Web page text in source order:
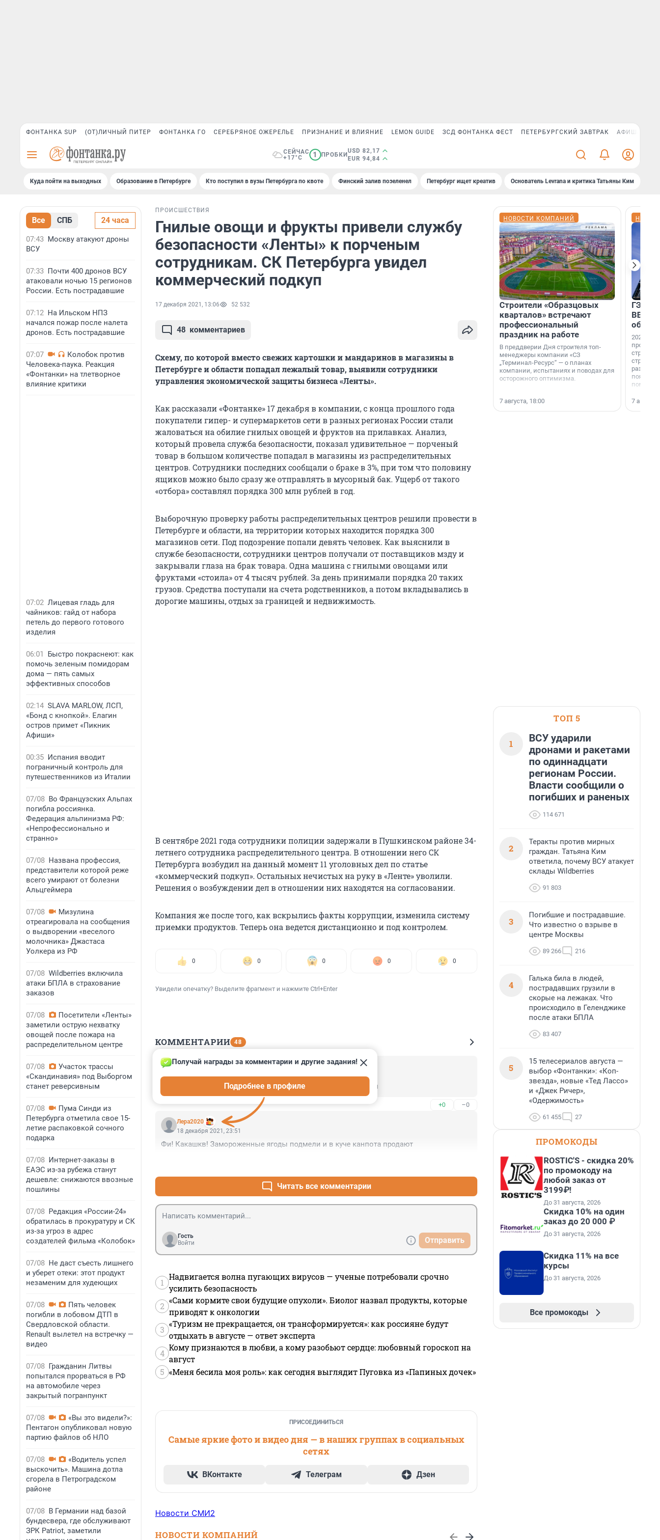
ФОНТАНКА SUP (ОТ)ЛИЧНЫЙ ПИТЕР ФОНТАНКА ГО СЕРЕБРЯНОЕ ОЖЕРЕЛЬЕ ПРИЗНАНИЕ И ВЛИЯНИЕ LEMON GUIDE ЗСД ФОНТАНКА ФЕСТ ПЕТЕРБУРГСКИЙ ЗАВТРАК АФИША PLUS
СЕЙЧАС
+17°C
1 ПРОБКИ
USD 82,17
EUR 94,84
Куда пойти на выходных Образование в Петербурге Кто поступил в вузы Петербурга по квоте Финский залив позеленел Петербург ищет креатив Основатель Levrana и критика Татьяны Ким
Все СПБ 24 часа
07:43 Москву атакуют дроны
ВСУ
07:33 Почти 400 дронов ВСУ
атаковали ночью 15 регионов
России. Есть пострадавшие
07:12 На Ильском НПЗ
начался пожар после налета
дронов. Есть пострадавшие
07:07
Колобок против
Человека-паука. Реакция
«Фонтанки» на тлетворное
влияние критики
07:02 Лицевая гладь для
чайников: гайд от набора
петель до первого готового
изделия
06:01
Быстро покраснеют: как
помочь зеленым помидорам
дома — пять самых
эффективных способов
02:14 SLAVA MARLOW, ЛСП,
«Бонд с кнопкой». Елагин
остров примет «Пикник
Афиши»
00:35 Испания вводит
пограничный контроль для
путешественников из Италии
07/08 Во Французских Альпах
погибла россиянка.
Федерация альпинизма РФ:
«Непрофессионально и
странно»
07/08 Названа профессия,
представители которой реже
всего умирают от болезни
Альцгеймера
07/08
Мизулина
отреагировала на сообщения
о выдворении «веселого
молочника» Джастаса
Уолкера из РФ
07/08 Wildberries включила
атаки БПЛА в страхование
заказов
07/08
Посетители «Ленты»
заметили острую нехватку
овощей после пожара на
распределительном центре
07/08
Участок трассы
«Скандинавия» под Выборгом
станет реверсивным
07/08
Пума Синди из
Петербурга отметила свое 15-
летие распаковкой сочного
подарка
07/08 Интернет-заказы в
ЕАЭС из-за рубежа станут
дешевле: снижаются ввозные
пошлины
07/08 Редакция «России-24»
обратилась в прокуратуру и СК
из-за угроз в адрес
создателей фильма «Колобок»
07/08 Не даст съесть лишнего
и уберет отеки: этот продукт
незаменим для худеющих
07/08
Пять человек
погибли в лобовом ДТП в
Свердловской области.
Renault вылетел на встречку —
видео
07/08 Гражданин Литвы
попытался прорваться в РФ
на автомобиле через
закрытый погранпункт
07/08
«Вы это видели?»:
Пентагон опубликовал новую
партию файлов об НЛО
07/08
«Водитель успел
выскочить». Машина дотла
сгорела в Петроградском
районе
07/08 В Германии над базой
бундесвера, где обслуживают
ЗРК Patriot, заметили
ПРОИСШЕСТВИЯ
Гнилые овощи и фрукты привели службу
безопасности «Ленты» к порченым
сотрудникам. СК Петербурга увидел
коммерческий подкуп
17 декабря 2021, 13:06 52 532
48 комментариев
Схему, по которой вместо свежих картошки и мандаринов в магазины в
Петербурге и области попадал лежалый товар, выявили сотрудники
управления экономической защиты бизнеса «Ленты».
Как рассказали «Фонтанке» 17 декабря в компании, с конца прошлого года
покупатели гипер- и супермаркетов сети в разных регионах России стали
жаловаться на обилие гнилых овощей и фруктов на прилавках. Анализ,
который провела служба безопасности, показал удивительное — порченый
товар в большом количестве попадал в магазины из распределительных
центров. Сотрудники последних сообщали о браке в 3%, при том что половину
ящиков можно было сразу же отправлять в мусорный бак. Ущерб от такого
«отбора» составлял порядка 300 млн рублей в год.
Выборочную проверку работы распределительных центров решили провести в
Петербурге и области, на территории которых находится порядка 300
магазинов сети. Под подозрение попали девять человек. Как выяснили в
службе безопасности, сотрудники центров получали от поставщиков мзду и
закрывали глаза на брак товара. Одна машина с гнилыми овощами или
фруктами «стоила» от 4 тысяч рублей. За день принимали порядка 20 таких
грузов. Средства поступали на счета родственников, а потом вкладывались в
дорогие машины, отдых за границей и недвижимость.
В сентябре 2021 года сотрудники полиции задержали в Пушкинском районе 34-
летнего сотрудника распределительного центра. В отношении него СК
Петербурга возбудил на данный момент 11 уголовных дел по статье
«коммерческий подкуп». Остальных нечистых на руку в «Ленте» уволили.
Решения о возбуждении дел в отношении них находятся на согласовании.
Компания же после того, как вскрылись факты коррупции, изменила систему
приемки продуктов. Теперь она ведется дистанционно и под контролем.
0 0 0 0 0
Увидели опечатку? Выделите фрагмент и нажмите Ctrl+Enter
КОММЕНТАРИИ 48
Гость
в лента гнилая картошка по 100 рублей, морковь тоже гнилая
+0 –0
Лера2020
Получай награды за комментарии и другие задания!
Подробнее в профиле
18 декабря 2021, 23:51
Фи! Какашкв! Замороженные ягоды подмели и в куче канпота продают
Читать все комментарии
Гость
Войти
Отправить
1
Надвигается волна пугающих вирусов — ученые потребовали срочно
усилить безопасность
2
«Сами кормите свои будущие опухоли». Биолог назвал продукты, которые
приводят к онкологии
3
«Туризм не прекращается, он трансформируется»: как россияне будут
отдыхать в августе — ответ эксперта
4
Кому признаются в любви, а кому разобьют сердце: любовный гороскоп на
август
5 «Меня бесила моя роль»: как сегодня выглядит Пуговка из «Папиных дочек»
ПРИСОЕДИНИТЬСЯ
Самые яркие фото и видео дня — в наших группах в социальных
сетях
ВКонтакте Телеграм Дзен
Новости СМИ2
НОВОСТИ КОМПАНИЙ
НОВОСТИ КОМПАНИЙ
Строители «Образцовых
кварталов» встречают
профессиональный
праздник на работе
В преддверии Дня строителя топ-
менеджеры компании «СЗ
„Терминал-Ресурс“ — о планах
компании, испытаниях и поводах для
осторожного оптимизма.
7 августа, 18:00
ГЭС,
ВВП: в
об
2026-й —
раз. В
7
ТОП 5
1
ВСУ ударили
дронами и ракетами
по одиннадцати
регионам России.
Власти сообщили о
погибших и раненых
114 671
2
Теракты против мирных
граждан. Татьяна Ким
ответила, почему ВСУ атакует
склады Wildberries
91 803
3
Погибшие и пострадавшие.
Что известно о взрыве в
центре Москвы
89 266 216
4
Галька била в людей,
пострадавших грузили в
скорые на лежаках. Что
происходило в Геленджике
после атаки БПЛА
83 407
5
15 телесериалов августа —
выбор «Фонтанки»: «Коп-
звезда», новые «Тед Лассо»
и «Джек Ричер»,
«Одержимость»
61 455 27
ПРОМОКОДЫ
ROSTIC'S - скидка 20%
по промокоду на
любой заказ от
3199₽!
До 31 августа, 2026
Скидка 10% на один
заказ до 20 000 ₽
До 31 августа, 2026
Скидка 11% на все
курсы
До 31 августа, 2026
Все промокоды